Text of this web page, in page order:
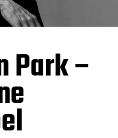
Park –